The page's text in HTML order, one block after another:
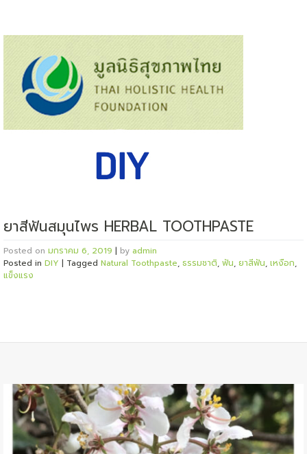
ยาสีฟันสมุนไพร HERBAL TOOTHPASTE
Posted on มกราคม 6, 2019 | by admin
Posted in DIY | Tagged Natural Toothpaste, ธรรมชาติ, ฟัน, ยาสีฟัน, เหงือก,
แข็งแรง